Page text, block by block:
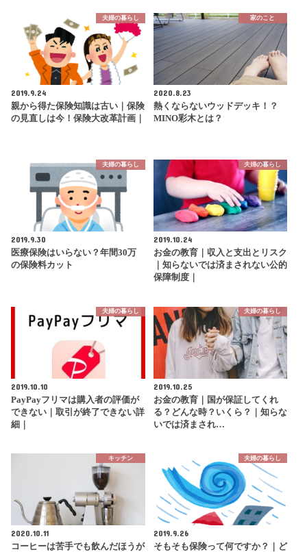
夫婦の暮らし
2019.9.24
親から得た保険知識は古い｜保険
の見直しは今！保険大改革計画｜
家のこと
2020.8.23
熱くならないウッドデッキ！？
MINO彩木とは？
夫婦の暮らし
2019.9.30
医療保険はいらない？年間30万
の保険料カット
夫婦の暮らし
2019.10.24
お金の教育｜収入と支出とリスク
｜知らないでは済まされない公的
保障制度｜
夫婦の暮らし
2019.10.10
PayPayフリマは購入者の評価が
できない｜取引が終了できない詳
細｜
夫婦の暮らし
2019.10.25
お金の教育｜国が保証してくれ
る？どんな時？いくら？｜知らな
いでは済まされ…
キッチン
2020.10.11
コーヒーは苦手でも飲んだほうが
夫婦の暮らし
2019.9.26
そもそも保険って何ですか？｜ど